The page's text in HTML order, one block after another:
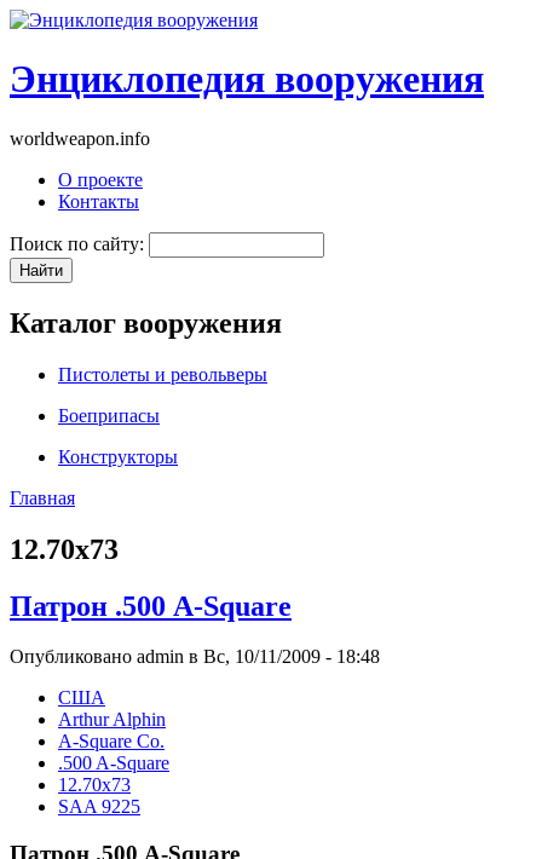
Энциклопедия вооружения
worldweapon.info
О проекте
Контакты
Поиск по сайту:
Каталог вооружения
Пистолеты и револьверы
Боеприпасы
Конструкторы
Главная
12.70x73
Патрон .500 A-Square
Опубликовано admin в Вс, 10/11/2009 - 18:48
США
Arthur Alphin
А-Square Co.
.500 A-Square
12.70x73
SAA 9225
Патрон .500 A-Square